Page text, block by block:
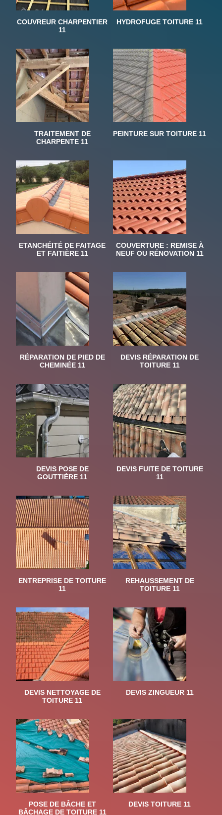
COUVREUR CHARPENTIER
11
HYDROFUGE TOITURE 11
TRAITEMENT DE
CHARPENTE 11
PEINTURE SUR TOITURE 11
ETANCHÉITÉ DE FAITAGE
ET FAITIÈRE 11
COUVERTURE : REMISE À
NEUF OU RÉNOVATION 11
RÉPARATION DE PIED DE
CHEMINÉE 11
DEVIS RÉPARATION DE
TOITURE 11
DEVIS POSE DE
GOUTTIÈRE 11
DEVIS FUITE DE TOITURE
11
ENTREPRISE DE TOITURE
11
REHAUSSEMENT DE
TOITURE 11
DEVIS NETTOYAGE DE
TOITURE 11
DEVIS ZINGUEUR 11
POSE DE BÂCHE ET
BÂCHAGE DE TOITURE 11
DEVIS TOITURE 11